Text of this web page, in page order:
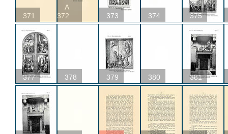
371
A
372
373 374 375
377 378 379 380 381